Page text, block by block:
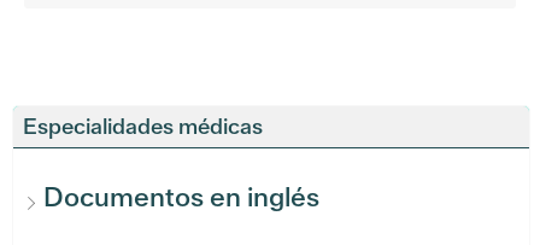
Especialidades médicas
Documentos en inglés